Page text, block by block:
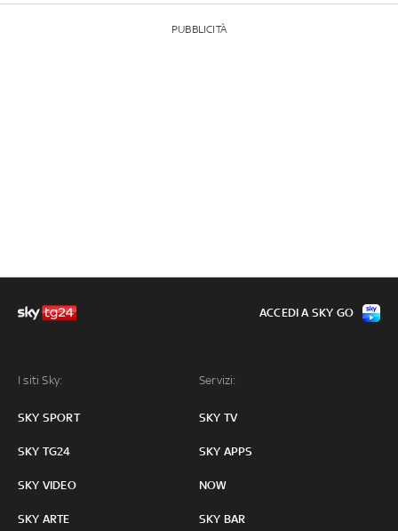
PUBBLICITÀ
I siti Sky:
SKY SPORT
SKY TG24
SKY VIDEO
SKY ARTE
Servizi:
SKY TV
SKY APPS
NOW
SKY BAR
ACCEDI A SKY GO